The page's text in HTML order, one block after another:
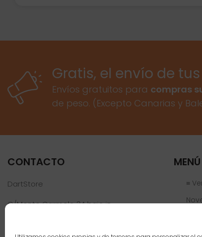
Gratis, el envío de
Envíos gratuitos para compras
de peso. (Excepto Canarias y
CONTACTO
DartStore
C/Monte Carmelo 34 bajo iz
Teléfono:961 152 301
≡